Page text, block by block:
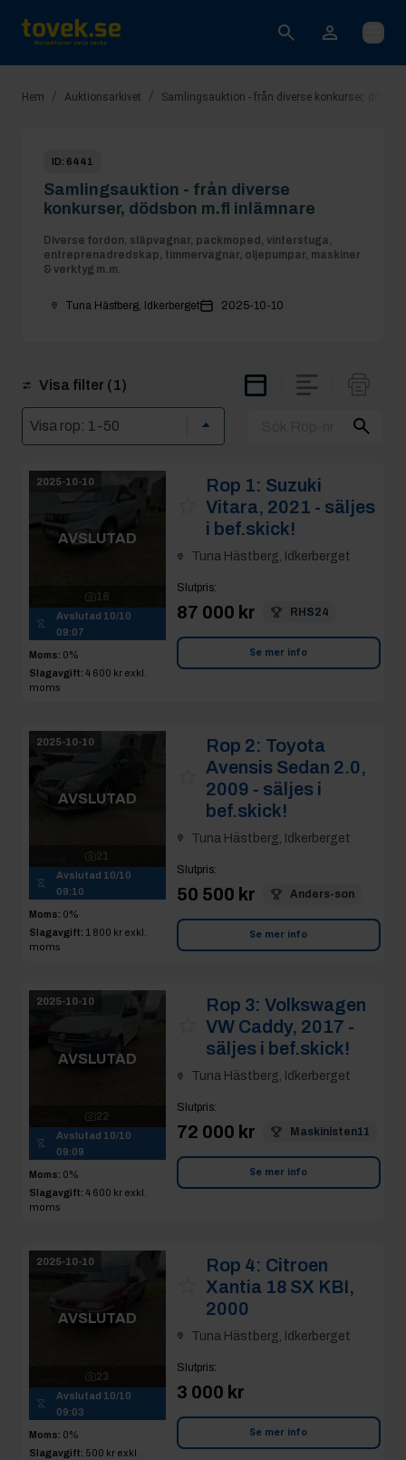
Öppna
Hem / Auktionsarkivet / Samlingsauktion - från diverse konkurser,
ID: 6441
Samlingsauktion - från diverse
konkurser, dödsbon m.fl inlämnare
Diverse fordon, släpvagnar, packmoped, vinterstuga,
entreprenadredskap, timmervagnar, oljepumpar, maskiner
& verktyg m.m.
Tuna Hästberg, Idkerberget 2025-10-10
Visa filter (1)
2025-10-10
AVSLUTAD
16
Avslutad 10/10
09:07
Moms: 0%
Slagavgift: 4 600 kr exkl.
moms
Rop 1: Suzuki
Vitara, 2021 - säljes
i bef.skick!
Tuna Hästberg, Idkerberget
Slutpris:
87 000 kr RHS24
Se mer info
2025-10-10
AVSLUTAD
21
Avslutad 10/10
09:10
Moms: 0%
Slagavgift: 1 800 kr exkl.
moms
Rop 2: Toyota
Avensis Sedan 2.0,
2009 - säljes i
bef.skick!
Tuna Hästberg, Idkerberget
Slutpris:
50 500 kr Anders-son
Se mer info
2025-10-10
AVSLUTAD
22
Avslutad 10/10
09:09
Moms: 0%
Slagavgift: 4 600 kr exkl.
moms
Rop 3: Volkswagen
VW Caddy, 2017 -
säljes i bef.skick!
Tuna Hästberg, Idkerberget
Slutpris:
72 000 kr Maskinisten11
Se mer info
2025-10-10
AVSLUTAD
23
Avslutad 10/10
09:03
Moms: 0%
Slagavgift: 500 kr exkl.
Rop 4: Citroen
Xantia 18 SX KBI,
2000
Tuna Hästberg, Idkerberget
Slutpris:
3 000 kr
Se mer info